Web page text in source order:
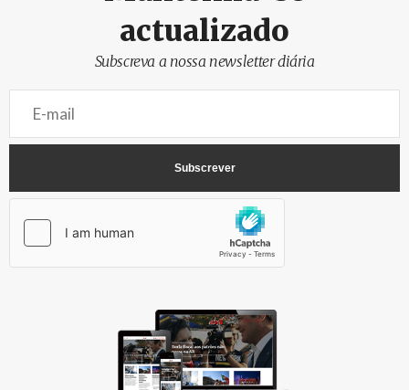
actualizado
Subscreva a nossa newsletter diária